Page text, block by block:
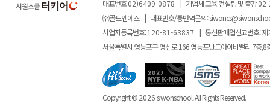
대표번호02)6409-0878 | 기업체 교육 컨설팅 및 출강
㈜골드앤에스 | 대표번호/통번역문의:
사업자등록번호:120-81-63837 | 통신판매업신고번호: 제
서울특별시 영등포구 영신로 166 영등포반도아이비밸리 7층,8
Copyright ©2026siwonschool. All Rights Reserved.